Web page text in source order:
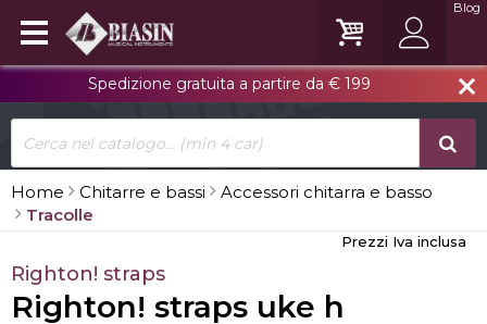
close
Spedizione gratuita a partire da € 199
Blog
Home Chitarre e bassi
Accessori chitarra e basso
Tracolle
Prezzi Iva inclusa
Righton! straps
Righton! straps uke h